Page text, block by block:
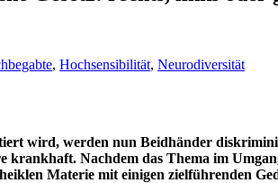
, Hochsensibilität, Neurodiversität
wird, werden nun Beidhänder
Nachdem das Thema im
Materie mit einigen zielführenden